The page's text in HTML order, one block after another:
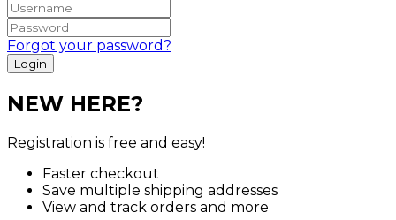
Forgot your password?
NEW HERE?
Registration is free and easy!
Faster checkout
Save multiple shipping addresses
View and track orders and more